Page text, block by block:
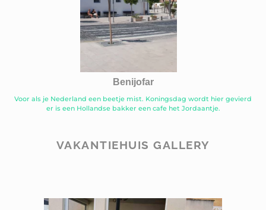
Benijofar
Voor als je Nederland een beetje mist. Koningsdag wordt hier gevierd
er is een Hollandse bakker een cafe het Jordaantje.
VAKANTIEHUIS GALLERY